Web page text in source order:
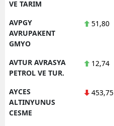
VE TARIM
AVPGY
AVRUPAKENT
GMYO
51,80
AVTUR AVRASYA
PETROL VE TUR.
12,74
AYCES
ALTINYUNUS
CESME
453,75